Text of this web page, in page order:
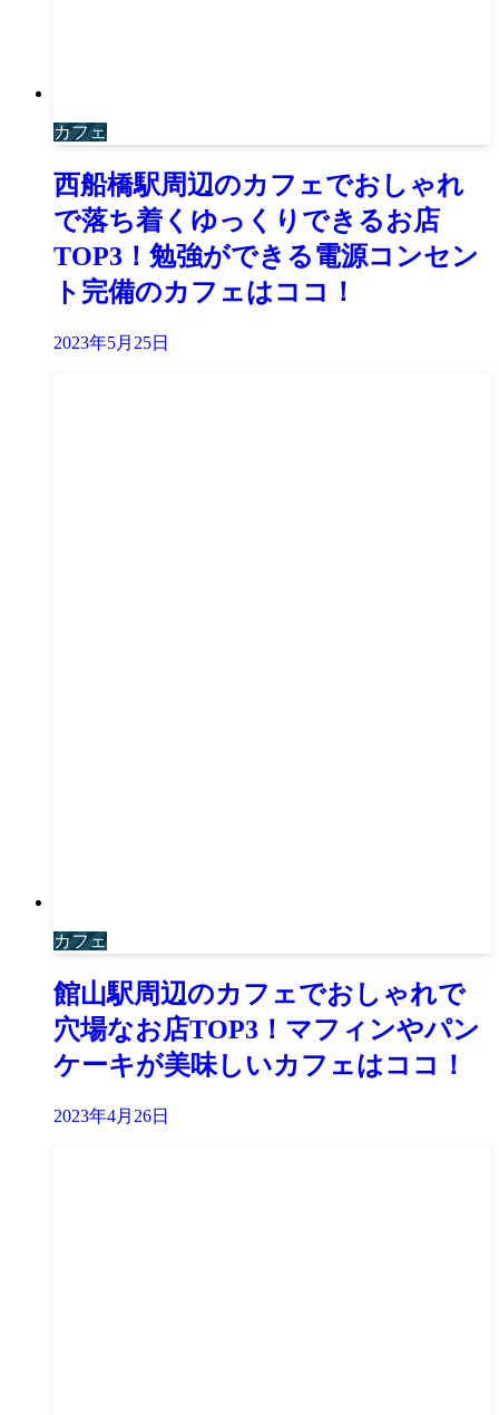
カフェ
西船橋駅周辺のカフェでおしゃれ
で落ち着くゆっくりできるお店
TOP3！勉強ができる電源コンセン
ト完備のカフェはココ！
2023年5月25日
カフェ
館山駅周辺のカフェでおしゃれで
穴場なお店TOP3！マフィンやパン
ケーキが美味しいカフェはココ！
2023年4月26日